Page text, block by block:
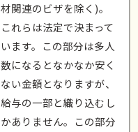
材関連のビザを除く)。
これらは法定で決まって
います。この部分は多人
数になるとなかなか安く
ない金額となりますが、
給与の一部と織り込むし
かありません。この部分